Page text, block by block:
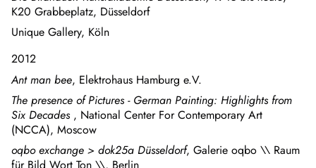
K20 Grabbeplatz, Düsseldorf
Unique Gallery, Köln
2012
Ant man bee, Elektrohaus Hamburg e.V.
The presence of Pictures - German Painting: Highlights from
Six Decades , National Center For Contemporary Art
(NCCA), Moscow
oqbo exchange > dok25a Düsseldorf, Galerie oqbo \\ Raum
für Bild Wort Ton \\, Berlin